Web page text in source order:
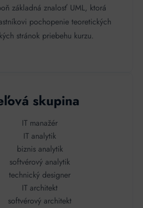
základná znalosť UML, ktorá
pochopenie teoretických
stránok priebehu kurzu.
skupina
IT manažér
IT analytik
biznis analytik
softvérový analytik
technický designer
IT architekt
softvérový architekt